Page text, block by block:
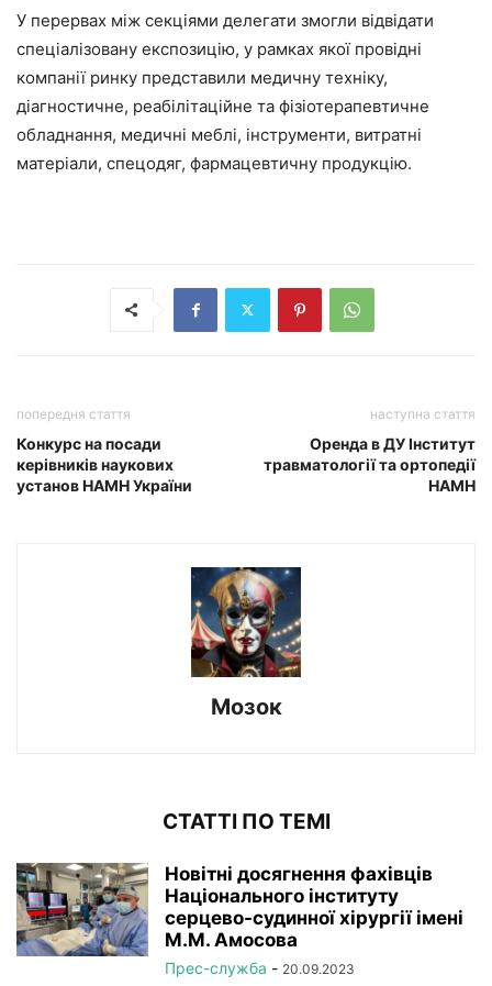
У перервах між секціями делегати змогли відвідати
спеціалізовану експозицію, у рамках якої провідні
компанії ринку представили медичну техніку,
діагностичне, реабілітаційне та фізіотерапевтичне
обладнання, медичні меблі, інструменти, витратні
матеріали, спецодяг, фармацевтичну продукцію.
попередня стаття
Конкурс на посади
керівників наукових
установ НАМН України
наступна стаття
Оренда в ДУ Інститут
травматології та ортопедії
НАМН
Мозок
СТАТТІ ПО ТЕМІ
Новітні досягнення фахівців
Національного інституту
серцево-судинної хірургії імeні
М.М. Амосова
Прес-служба - 20.09.2023